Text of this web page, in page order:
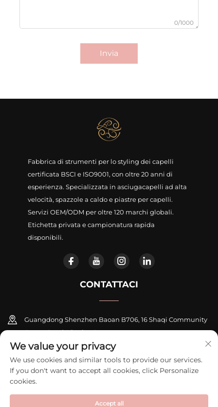
0/1000
Invia
Fabbrica di strumenti per lo styling dei capelli
certificata BSCI e ISO9001, con oltre 20 anni di
esperienza. Specializzata in asciugacapelli ad alta
velocità, spazzole a caldo e piastre per capelli.
Servizi OEM/ODM per oltre 120 marchi globali.
Etichetta privata e campionatura rapida
disponibili.
CONTATTACI
Guangdong Shenzhen Baoan B706, 16 Shaqi Community
Centre Road, Xinqiao Street
+86-18948311339
[email protected]
We value your privacy
We use cookies and similar tools to provide our services.
If you don't want to accept all cookies, click Personalize
cookies.
Accept all